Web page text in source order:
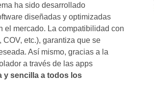
ha sido desarrollado
diseñadas y optimizadas
el mercado. La compatibilidad con
, COV, etc.), garantiza que se
Así mismo, gracias a la
a través de las apps
y sencilla a todos los